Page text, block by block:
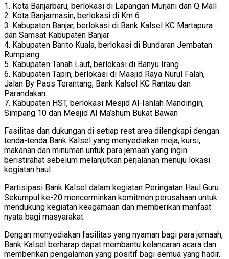
1. Kota Banjarbaru, berlokasi di Lapangan Murjani dan Q Mall
2. Kota Banjarmasin, berlokasi di Km 6
3. Kabupaten Banjar, berlokasi di Bank Kalsel KC Martapura
dan Samsat Kabupaten Banjar
4. Kabupaten Barito Kuala, berlokasi di Bundaran Jembatan
Rumpiang
5. Kabupaten Tanah Laut, berlokasi di Banyu Irang
6. Kabupaten Tapin, berlokasi di Masjid Raya Nurul Falah,
Jalan By Pass Terantang, Bank Kalsel KC Rantau dan
Parandakan.
7. Kabupaten HST, berlokasi Mesjid Al-Ishlah Mandingin,
Simpang 10 dan Mesjid Al Ma’shum Bukat Bawan
Fasilitas dan dukungan di setiap rest area dilengkapi dengan
tenda-tenda Bank Kalsel yang menyediakan meja, kursi,
makanan dan minuman untuk para jemaah yang ingin
beristirahat sebelum melanjutkan perjalanan menuju lokasi
kegiatan haul.
Partisipasi Bank Kalsel dalam kegiatan Peringatan Haul Guru
Sekumpul ke-20 mencerminkan komitmen perusahaan untuk
mendukung kegiatan keagamaan dan memberikan manfaat
nyata bagi masyarakat.
Dengan menyediakan fasilitas yang nyaman bagi para jemaah,
Bank Kalsel berharap dapat membantu kelancaran acara dan
memberikan pengalaman yang positif bagi semua yang hadir.